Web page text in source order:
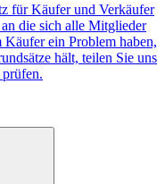
für Käufer und Verkäufer
die sich alle Mitglieder
Käufer ein Problem haben,
hält, teilen Sie uns